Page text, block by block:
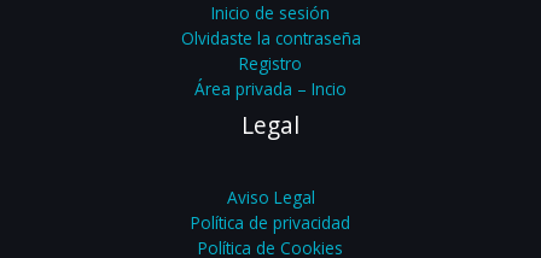
Inicio de sesión
Olvidaste la contraseña
Registro
Área privada – Incio
Legal
Aviso Legal
Política de privacidad
Política de Cookies